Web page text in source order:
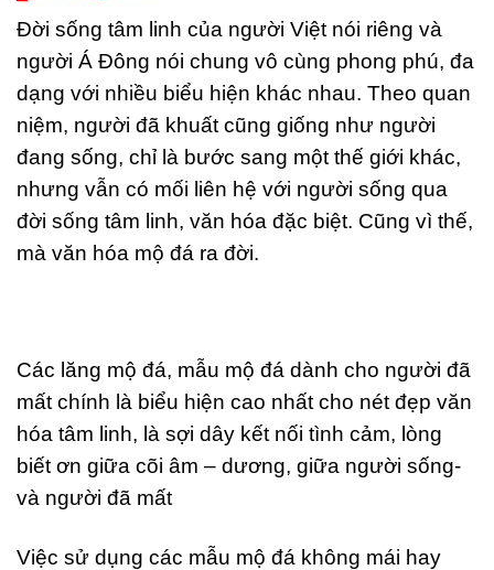
Đời sống tâm linh của người Việt nói riêng và
người Á Đông nói chung vô cùng phong phú, đa
dạng với nhiều biểu hiện khác nhau. Theo quan
niệm, người đã khuất cũng giống như người
đang sống, chỉ là bước sang một thế giới khác,
nhưng vẫn có mối liên hệ với người sống qua
đời sống tâm linh, văn hóa đặc biệt. Cũng vì thế,
mà văn hóa mộ đá ra đời.
Các lăng mộ đá, mẫu mộ đá dành cho người đã
mất chính là biểu hiện cao nhất cho nét đẹp văn
hóa tâm linh, là sợi dây kết nối tình cảm, lòng
biết ơn giữa cõi âm – dương, giữa người sống-
và người đã mất
Việc sử dụng các mẫu mộ đá không mái hay